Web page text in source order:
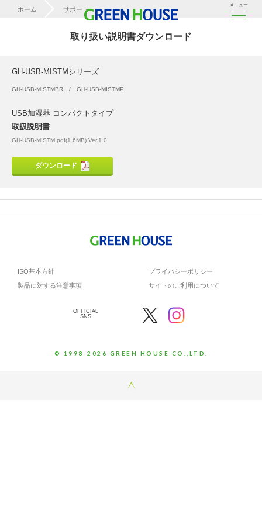
メニュー
ホーム サポート
取り扱い説明書ダウンロード
GH-USB-MISTMシリーズ
GH-USB-MISTMBR GH-USB-MISTMP
USB加湿器 コンパクトタイプ
取扱説明書
GH-USB-MISTM.pdf(1.6MB) Ver.1.0
ダウンロード
ISO基本方針
プライバシーポリシー
製品に対する注意事項
サイトのご利用について
OFFICIAL
SNS
© 1998-2026 GREEN HOUSE CO.,LTD.